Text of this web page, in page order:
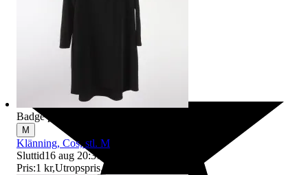
Badge på objektet:
M
Klänning, Cos, stl. M
Sluttid16 aug 20:37
Pris:1 kr,Utropspris.